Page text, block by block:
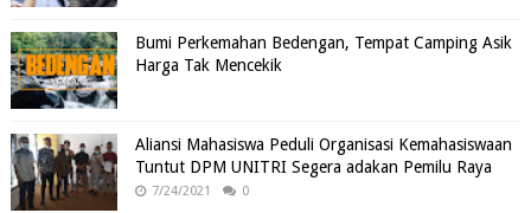
Bumi Perkemahan Bedengan, Tempat Camping Asik
Harga Tak Mencekik
Aliansi Mahasiswa Peduli Organisasi Kemahasiswaan
Tuntut DPM UNITRI Segera adakan Pemilu Raya
7/24/2021 0